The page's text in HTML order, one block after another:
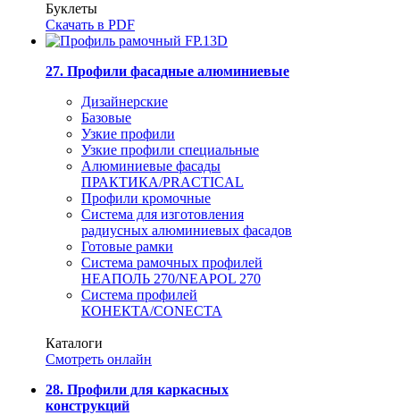
Буклеты
Скачать в PDF
27. Профили фасадные алюминиевые
Дизайнерские
Базовые
Узкие профили
Узкие профили специальные
Алюминиевые фасады
ПРАКТИКА/PRACTICAL
Профили кромочные
Система для изготовления
радиусных алюминиевых фасадов
Готовые рамки
Система рамочных профилей
НЕАПОЛЬ 270/NEAPOL 270
Система профилей
КОНЕКТА/CONECTA
Каталоги
Смотреть онлайн
28. Профили для каркасных
конструкций